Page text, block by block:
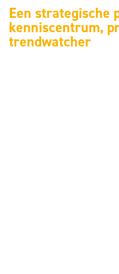
Een strategische
kenniscentrum,
trendwatcher